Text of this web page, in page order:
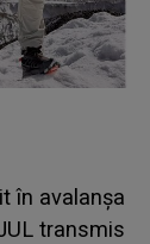
în avalanșa
transmis